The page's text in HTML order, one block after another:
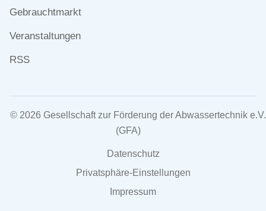
Gebrauchtmarkt
Veranstaltungen
RSS
© 2026 Gesellschaft zur Förderung der Abwassertechnik e.V.
(GFA)
Navigation
überspringen
Datenschutz
Privatsphäre-Einstellungen
Impressum